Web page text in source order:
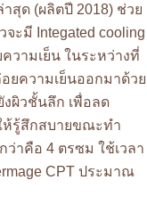
าสุด (ผลิตปี 2018) ช่วย
ะมี Integated cooling
วามเย็น ในระหว่างที่
ยความเย็นออกมาด้วย
ผิวชั้นลึก เพื่อลด
ห้รู้สึกสบายขณะทำ
าคือ 4 ตรซม ใช้เวลา
CPT ประมาณ